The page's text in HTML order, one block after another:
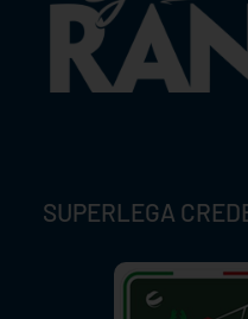
SUPERLEGA